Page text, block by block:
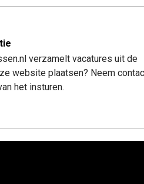
verzamelt vacatures uit de
website plaatsen? Neem
het insturen.